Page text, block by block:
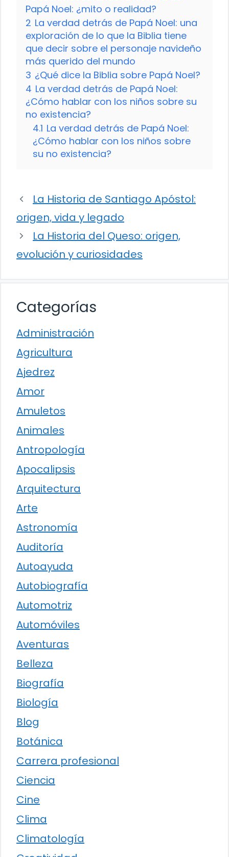
Papá Noel: ¿mito o realidad?
2 La verdad detrás de Papá Noel: una
exploración de lo que la Biblia tiene
que decir sobre el personaje navideño
más querido del mundo
3 ¿Qué dice la Biblia sobre Papá Noel?
4 La verdad detrás de Papá Noel:
¿Cómo hablar con los niños sobre su
no existencia?
4.1 La verdad detrás de Papá Noel:
¿Cómo hablar con los niños sobre
su no existencia?
La Historia de Santiago Apóstol:
origen, vida y legado
La Historia del Queso: origen,
evolución y curiosidades
Categorías
Administración
Agricultura
Ajedrez
Amor
Amuletos
Animales
Antropología
Apocalipsis
Arquitectura
Arte
Astronomía
Auditoría
Autoayuda
Autobiografía
Automotriz
Automóviles
Aventuras
Belleza
Biografía
Biología
Blog
Botánica
Carrera profesional
Ciencia
Cine
Clima
Climatología